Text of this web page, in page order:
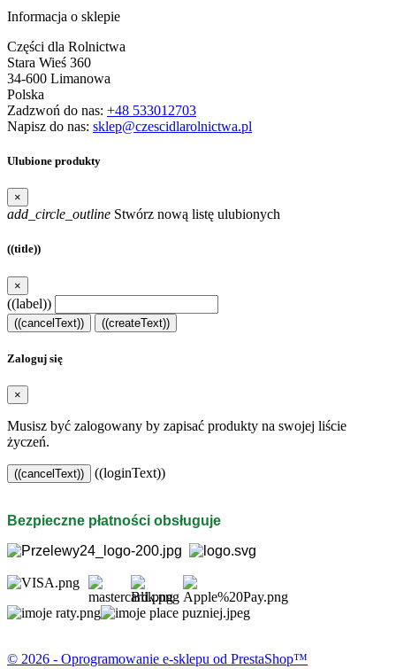
Informacja o sklepie
Części dla Rolnictwa
Stara Wieś 360
34-600 Limanowa
Polska
Zadzwoń do nas: +48 533012703
Napisz do nas: sklep@czescidlarolnictwa.pl
Ulubione produkty
×
add_circle_outline Stwórz nową listę ulubionych
((title))
×
((label))
((cancelText)) ((createText))
Zaloguj się
×
Musisz być zalogowany by zapisać produkty na swojej liście
życzeń.
((cancelText)) ((loginText))
Bezpieczne płatności obsługuje
© 2026 - Oprogramowanie e-sklepu od PrestaShop™